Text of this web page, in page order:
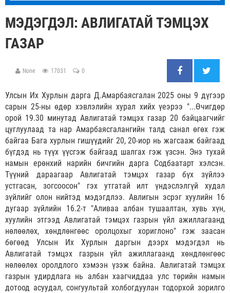
МЭДЭГДЭЛ: АВЛИГАТАЙ ТЭМЦЭХ
ГАЗАР
None 17031 0
Улсын Их Хурлын дарга Д.Амарбаясгалан 2025 оны 9 дүгээр
сарын 25-ны өдөр хэвлэлийн хурал хийх үеэрээ "...Өчигдөр
орой 19.30 минутад Авлигатай тэмцэх газар 20 байцаагчийг
цуглуулаад та нар Амарбаясгалангийн талд санал өгөх гэж
байгаа Бага хурлын гишүүдийг 20, 20-иор нь жагсааж байгаад
бүгдэд нь түүх үүсгэж байгаад шалгах гэж үзсэн. Энэ тухай
намын ерөнхий нарийн бичгийн дарга Содбаатарт хэлсэн.
Түүний дараагаар Авлигатай тэмцэх газар бүх зүйлээ
устгасан, зогсоосон" гэх утгатай илт үндэслэлгүй худал
зүйлийг олон нийтэд мэдэгдлээ. Авлигын эсрэг хуулийн 16
дугаар зүйлийн 16.2-т "Аливаа албан тушаалтан, хувь хүн,
хуулийн этгээд Авлигатай тэмцэх газрын үйл ажиллагаанд
нөлөөлөх, хөндлөнгөөс оролцохыг хориглоно" гэж заасан
бөгөөд Улсын Их Хурлын даргын дээрх мэдэгдэл нь
Авлигатай тэмцэх газрын үйл ажиллагаанд хөндлөнгөөс
нөлөөлөх оролдлого хэмээн үзэж байна. Авлигатай тэмцэх
газрын удирдлага нь албан хаагчиддаа улс төрийн намын
дотоод асуудал, сонгуультай холбогдуулан тодорхой зорилго